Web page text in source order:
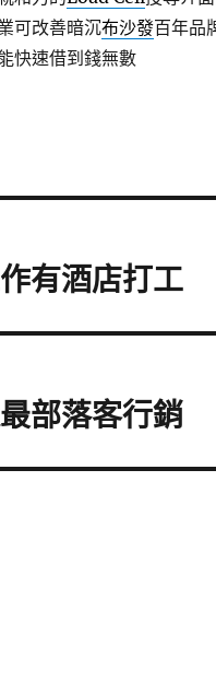
可改善暗沉布沙發百年品
快速借到錢無數
有酒店打工
部落客行銷